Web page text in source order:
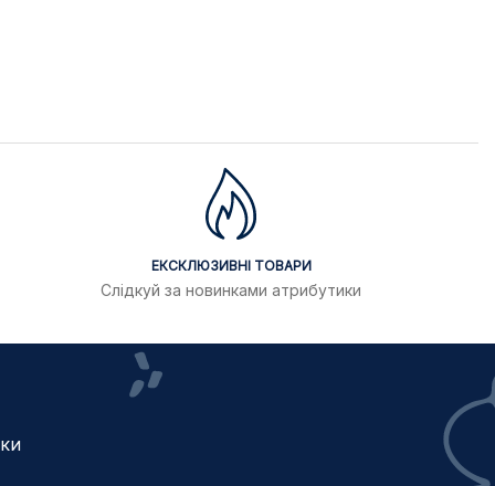
ЕКСКЛЮЗИВНІ ТОВАРИ
Слідкуй за новинками атрибутики